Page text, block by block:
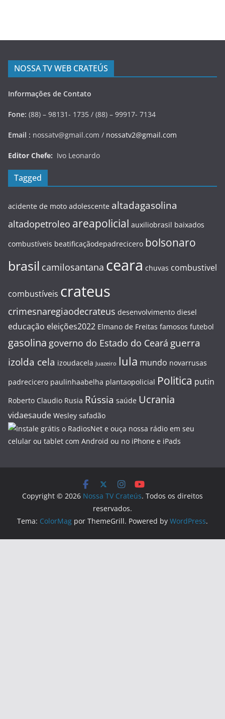
NOSSA TV WEB CRATEÚS
Informações de Contato
Fone: (88) – 98131- 1735 / (88) – 99917- 7134
Email : nossatv@gmail.com / nossatv2@gmail.com
Editor Chefe: Ivo Leonardo
Tagged
acidente de moto adolescente altadagasolina
altadopetroleo areapolicial auxiliobrasil baixados
combustíveis beatificaçãodepadrecicero bolsonaro
brasil camilosantana ceara chuvas combustivel
combustíveis crateus
crimesnaregiaodecrateus desenvolvimento diesel
educação eleições2022 Elmano de Freitas famosos futebol
gasolina governo do Estado do Ceará guerra
izolda cela izoudacela Juazeiro lula mundo novarrusas
padrecicero paulinhaabelha plantaopolicial Politica putin
Roberto Claudio Rusia Rússia saúde Ucrania
vidaesaude Wesley safadão
Copyright © 2026 Nossa TV Crateús. Todos os direitos
reservados.
Tema: ColorMag por ThemeGrill. Powered by WordPress.